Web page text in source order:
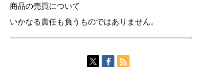
商品の売買について
いかなる責任も負うものではありません。
———————————————————————-